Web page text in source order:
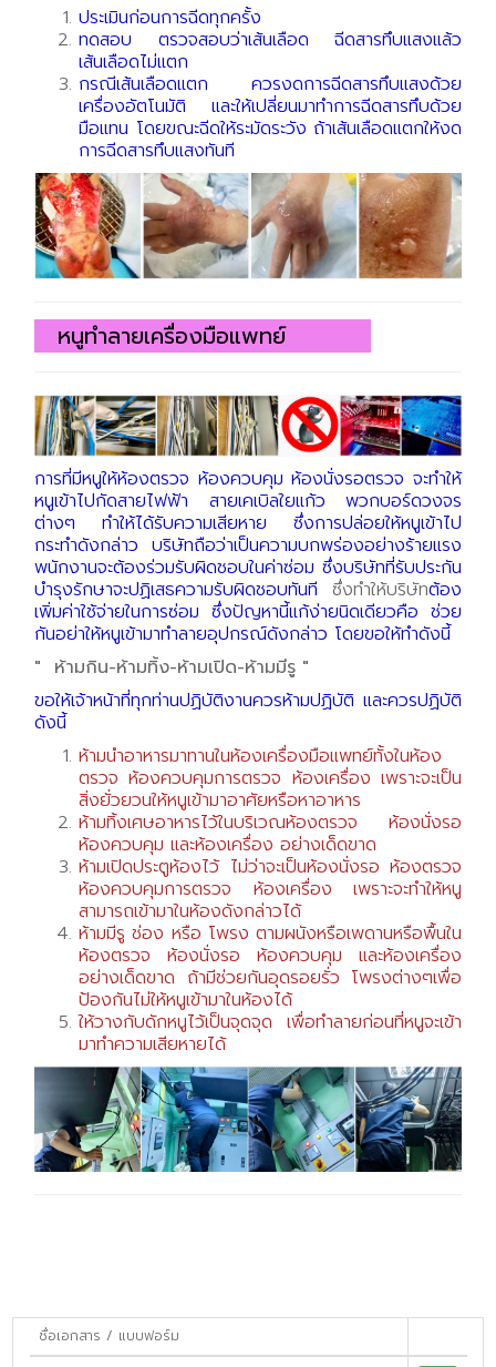
ประเมินก่อนการฉีดทุกครั้ง
ทดสอบ ตรวจสอบว่าเส้นเลือด ฉีดสารทึบแสงแล้ว
เส้นเลือดไม่แตก
กรณีเส้นเลือดแตก ควรงดการฉีดสารทึบแสงด้วย
เครื่องอัตโนมัติ และให้เปลี่ยนมาทำการฉีดสารทึบด้วย
มือแทน โดยขณะฉีดให้ระมัดระวัง ถ้าเส้นเลือดแตกให้งด
การฉีดสารทึบแสงทันที
หนูทำลายเครื่องมือแพทย์
การที่มีหนูให้ห้องตรวจ ห้องควบคุม ห้องนั่งรอตรวจ จะทำให้
หนูเข้าไปกัดสายไฟฟ้า สายเคเบิลใยแก้ว พวกบอร์ดวงจร
ต่างๆ ทำให้ได้รับความเสียหาย ซึ่งการปล่อยให้หนูเข้าไป
กระทำดังกล่าว บริษัทถือว่าเป็นความบกพร่องอย่างร้ายแรง
พนักงานจะต้องร่วมรับผิดชอบในค่าซ่อม ซึ่งบริษัทที่รับประกัน
บำรุงรักษาจะปฏิเสธความรับผิดชอบทันที ซึ่งทำให้บริษัทต้อง
เพิ่มค่าใช้จ่ายในการซ่อม ซึ่งปัญหานี้แก้ง่ายนิดเดียวคือ ช่วย
กันอย่าให้หนูเข้ามาทำลายอุปกรณ์ดังกล่าว โดยขอให้ทำดังนี้
" ห้ามกิน-ห้ามทิ้ง-ห้ามเปิด-ห้ามมีรู "
ขอให้เจ้าหน้าที่ทุกท่านปฏิบัติงานควรห้ามปฏิบัติ และควรปฏิบัติ
ดังนี้
ห้ามนำอาหารมาทานในห้องเครื่องมือแพทย์ทั้งในห้อง
ตรวจ ห้องควบคุมการตรวจ ห้องเครื่อง เพราะจะเป็น
สิ่งยั่วยวนให้หนูเข้ามาอาศัยหรือหาอาหาร
ห้ามทิ้งเศษอาหารไว้ในบริเวณห้องตรวจ ห้องนั่งรอ
ห้องควบคุม และห้องเครื่อง อย่างเด็ดขาด
ห้ามเปิดประตูห้องไว้ ไม่ว่าจะเป็นห้องนั่งรอ ห้องตรวจ
ห้องควบคุมการตรวจ ห้องเครื่อง เพราะจะทำให้หนู
สามารถเข้ามาในห้องดังกล่าวได้
ห้ามมีรู ช่อง หรือ โพรง ตามผนังหรือเพดานหรือพื้นใน
ห้องตรวจ ห้องนั่งรอ ห้องควบคุม และห้องเครื่อง
อย่างเด็ดขาด ถ้ามีช่วยกันอุดรอยรั่ว โพรงต่างๆเพื่อ
ป้องกันไม่ให้หนูเข้ามาในห้องได้
ให้วางกับดักหนูไว้เป็นจุดจุด เพื่อทำลายก่อนที่หนูจะเข้า
มาทำความเสียหายได้
ชื่อเอกสาร / แบบฟอร์ม